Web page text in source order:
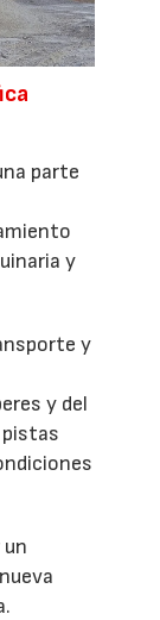
parte
y
y
y del